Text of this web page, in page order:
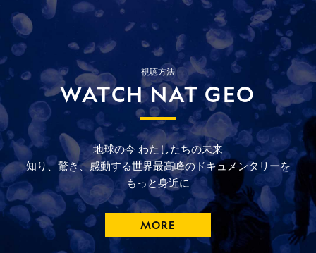
視聴方法
WATCH NAT GEO
地球の今 わたしたちの未来
知り、驚き、感動する世界最高峰のドキュメンタリーを
もっと身近に
MORE